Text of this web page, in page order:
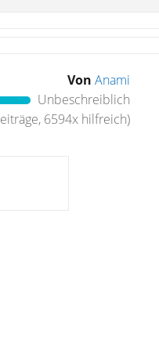
Von Anami
Unbeschreiblich
6594x hilfreich)